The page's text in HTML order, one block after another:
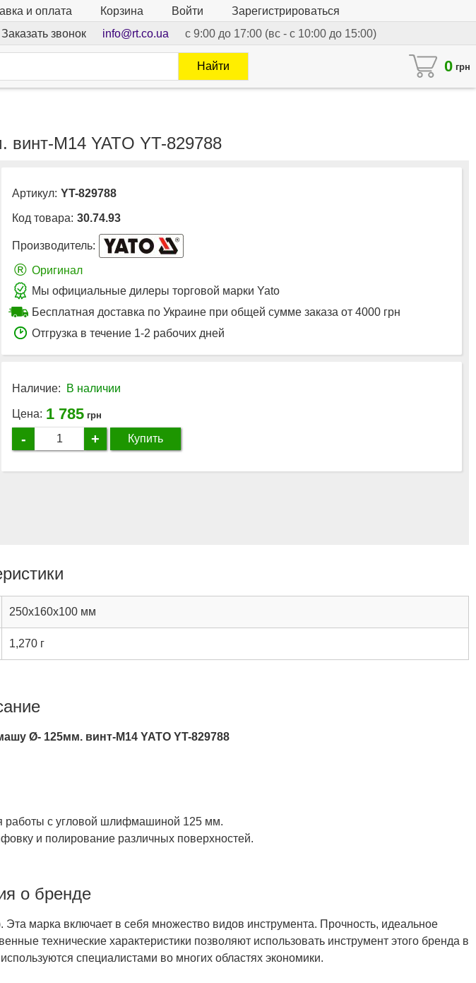
и оплата Корзина Войти
Зарегистрироваться
Заказать звонок info@rt.co.ua с 9:00 до 17:00 (вс - с 10:00 до 15:00)
0 грн
Найти
М14 YATO YT-829788
Артикул: YT-829788
Код товара: 30.74.93
Производитель:
® Оригинал
Мы официальные дилеры торговой марки Yato
Бесплатная доставка по Украине при общей сумме заказа от 4000 грн
Отгрузка в течение 1-2 рабочих дней
Наличие: В наличии
Цена: 1 785 грн
- + Купить
250x160x100 мм
1,270 г
Ø- 125мм. винт-М14 YATO YT-829788
работы с угловой шлифмашиной 125 мм.
и полирование различных поверхностей.
о бренде
марка включает в себя множество видов инструмента. Прочность, идеальное
технические характеристики позволяют использовать инструмент этого бренда в
специалистами во многих областях экономики.